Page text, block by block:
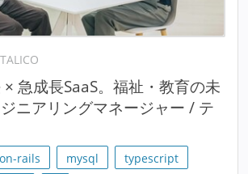
急成長SaaS。福祉・教育の未
ニアリングマネージャー / テ
rails mysql typescript